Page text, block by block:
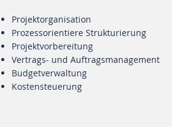
Projektorganisation
Prozessorientiere Strukturierung
Projektvorbereitung
Vertrags- und Auftragsmanagement
Budgetverwaltung
Kostensteuerung